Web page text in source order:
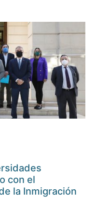
con el
la Inmigración